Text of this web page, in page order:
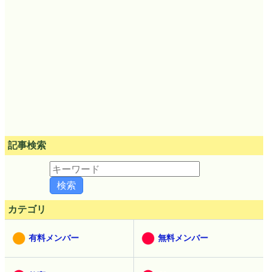
記事検索
カテゴリ
有料メンバー 無料メンバー